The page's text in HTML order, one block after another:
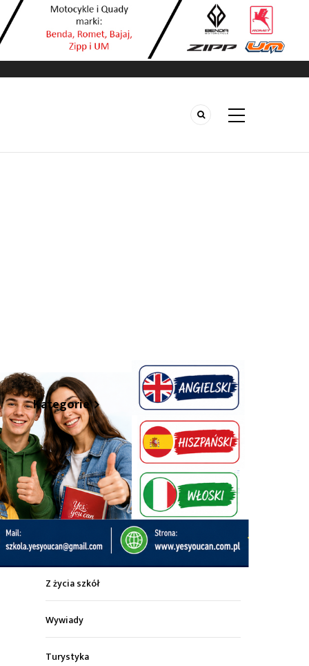
Kategorie
Z życia miasta
Sport
Kultura
Wiadomości z regionu
Z życia szkół
Wywiady
Turystyka